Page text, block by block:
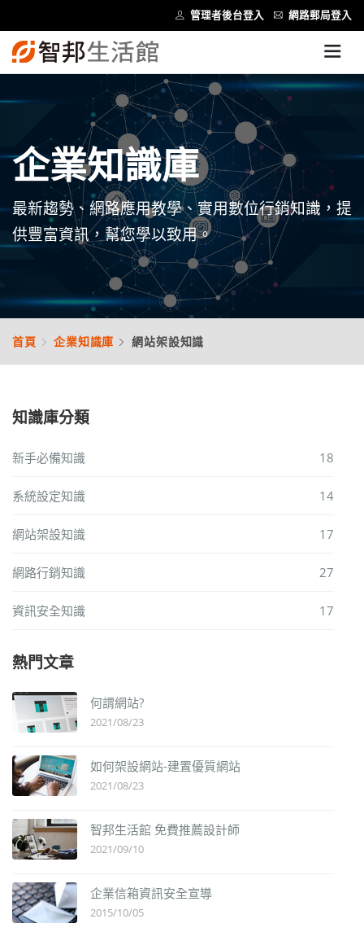
管理者後台登入 網路郵局登入
企業知識庫
最新趨勢、網路應用教學、實用數位行銷知識，提
供豐富資訊，幫您學以致用。
首頁 企業知識庫 網站架設知識
知識庫分類
新手必備知識 18
系統設定知識 14
網站架設知識 17
網路行銷知識 27
資訊安全知識 17
熱門文章
何謂網站?
2021/08/23
如何架設網站-建置優質網站
2021/08/23
智邦生活館 免費推薦設計師
2021/09/10
企業信箱資訊安全宣導
2015/10/05